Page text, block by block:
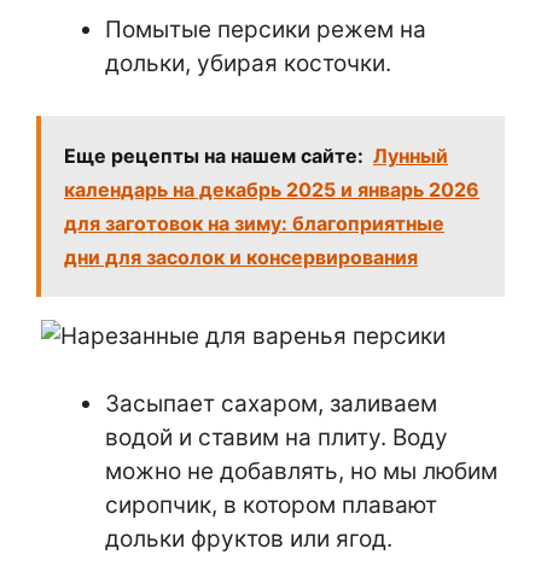
Помытые персики режем на
дольки, убирая косточки.
Еще рецепты на нашем сайте: Лунный
календарь на декабрь 2025 и январь 2026
для заготовок на зиму: благоприятные
дни для засолок и консервирования
Засыпает сахаром, заливаем
водой и ставим на плиту. Воду
можно не добавлять, но мы любим
сиропчик, в котором плавают
дольки фруктов или ягод.